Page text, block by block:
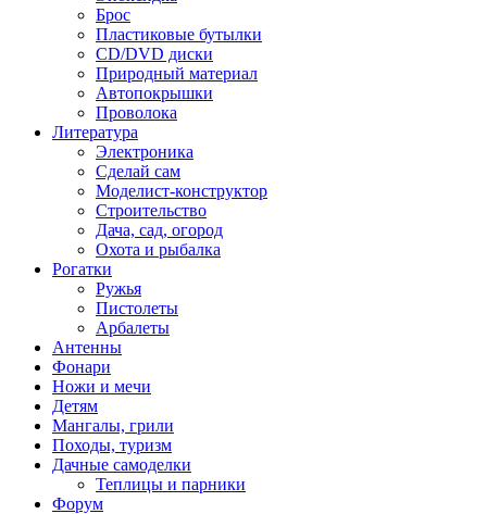
Брос
Пластиковые бутылки
CD/DVD диски
Природный материал
Автопокрышки
Проволока
Литература
Электроника
Сделай сам
Моделист-конструктор
Строительство
Дача, сад, огород
Охота и рыбалка
Рогатки
Ружья
Пистолеты
Арбалеты
Антенны
Фонари
Ножи и мечи
Детям
Мангалы, грили
Походы, туризм
Дачные самоделки
Теплицы и парники
Форум